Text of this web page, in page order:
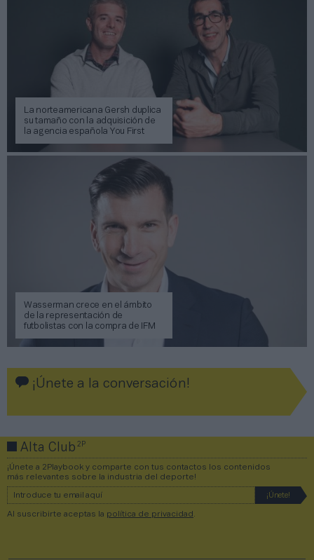
La norteamericana Gersh duplica
su tamaño con la adquisición de
la agencia española You First
Wasserman crece en el ámbito
de la representación de
futbolistas con la compra de IFM
¡Únete a la conversación!
Alta Club2P
¡Únete a 2Playbook y comparte con tus contactos los contenidos
más relevantes sobre la industria del deporte!
Al suscribirte aceptas la política de privacidad